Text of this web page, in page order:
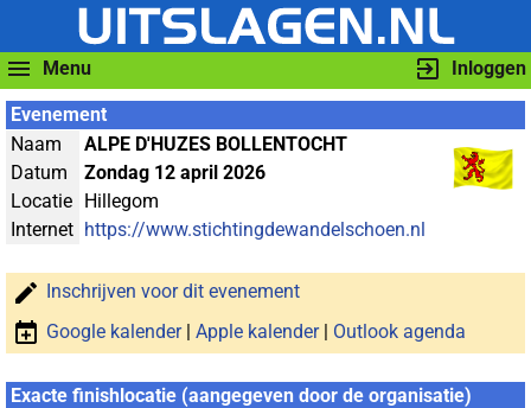
Menu Inloggen
Evenement
Naam
ALPE D'HUZES BOLLENTOCHT
Datum
Zondag 12 april 2026
Locatie Hillegom
Internet https://www.stichtingdewandelschoen.nl
Inschrijven voor dit evenement
Google kalender| Apple kalender| Outlook agenda
Exacte finishlocatie (aangegeven door de organisatie)